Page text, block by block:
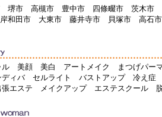
堺市 高槻市 豊中市 四條畷市
茨木市
岸和田市 大東市 藤井寺市 貝塚市 高石市
ル 美顔 美白 アートメイク
まつげパー
ディバ セルライト バストアップ
冷え症
張エステ メイクアップ エステスクール